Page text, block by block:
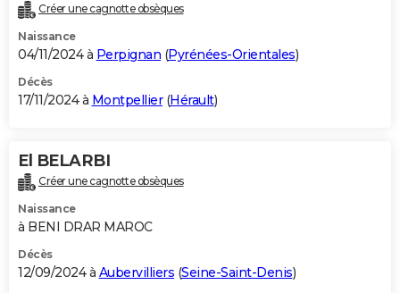
Créer une cagnotte obsèques
Naissance
04/11/2024 à Perpignan (Pyrénées-Orientales)
Décès
17/11/2024 à Montpellier(Hérault)
El BELARBI
Créer une cagnotte obsèques
Naissance
à BENI DRAR MAROC
Décès
12/09/2024 à Aubervilliers (Seine-Saint-Denis)